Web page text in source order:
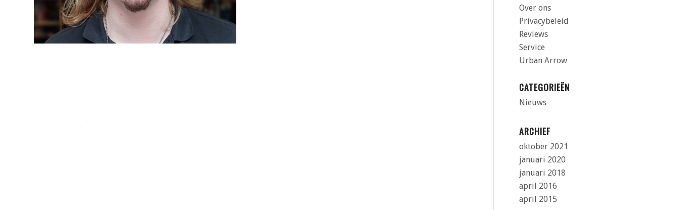
Over ons
Privacybeleid
Reviews
Service
Urban Arrow
CATEGORIEËN
Nieuws
ARCHIEF
oktober 2021
januari 2020
januari 2018
april 2016
april 2015